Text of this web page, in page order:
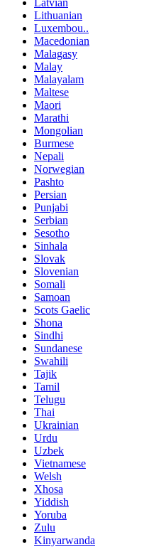
Lithuanian
Luxembou..
Macedonian
Malagasy
Malay
Malayalam
Maltese
Maori
Marathi
Mongolian
Burmese
Nepali
Norwegian
Pashto
Persian
Punjabi
Serbian
Sesotho
Sinhala
Slovak
Slovenian
Somali
Samoan
Scots Gaelic
Shona
Sindhi
Sundanese
Swahili
Tajik
Tamil
Telugu
Thai
Ukrainian
Urdu
Uzbek
Vietnamese
Welsh
Xhosa
Yiddish
Yoruba
Zulu
Kinyarwanda